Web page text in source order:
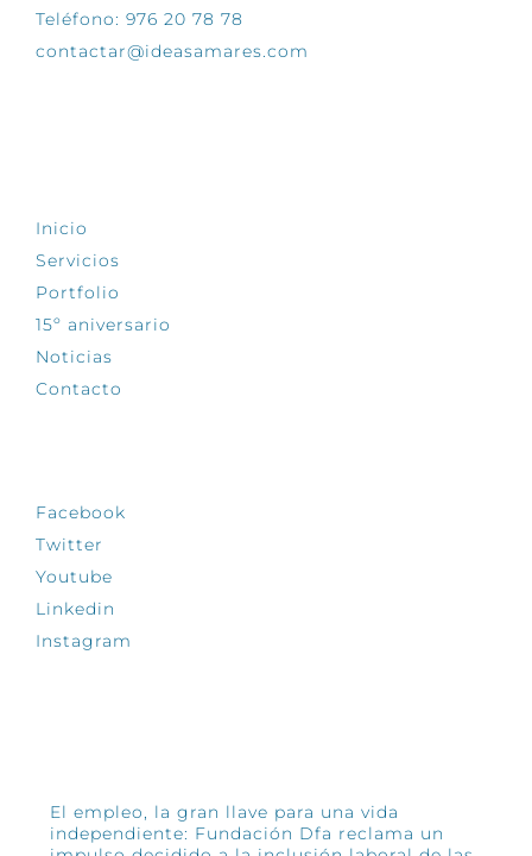
Teléfono: 976 20 78 78
contactar@ideasamares.com
Inicio
Servicios
Portfolio
15º aniversario
Noticias
Contacto
Facebook
Twitter
Youtube
Linkedin
Instagram
El empleo, la gran llave para una vida
independiente: Fundación Dfa reclama un